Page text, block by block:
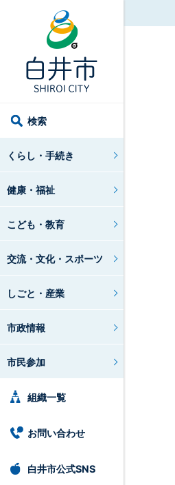
検索
くらし・手続き
健康・福祉
こども・教育
交流・文化・スポーツ
しごと・産業
市政情報
市民参加
組織一覧
お問い合わせ
白井市公式SNS